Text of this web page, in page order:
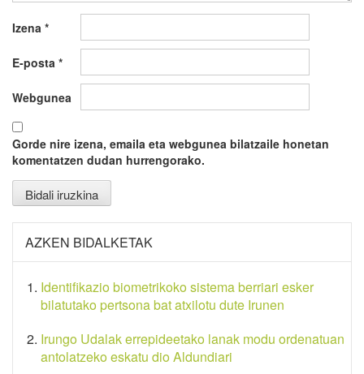
Izena *
E-posta *
Webgunea
Gorde nire izena, emaila eta webgunea bilatzaile honetan
komentatzen dudan hurrengorako.
AZKEN BIDALKETAK
Identifikazio biometrikoko sistema berriari esker
bilatutako pertsona bat atxilotu dute Irunen
Irungo Udalak errepideetako lanak modu ordenatuan
antolatzeko eskatu dio Aldundiari